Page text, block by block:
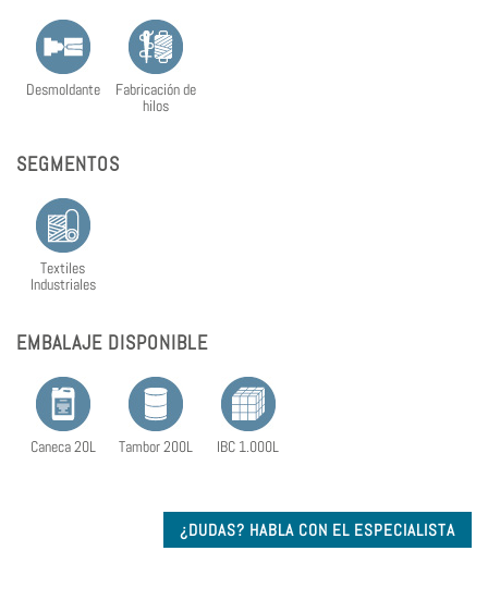
Desmoldante
Fabricación de
hilos
SEGMENTOS
Textiles
Industriales
EMBALAJE DISPONIBLE
Caneca 20L Tambor 200L IBC 1.000L
¿DUDAS? HABLA CON EL ESPECIALISTA